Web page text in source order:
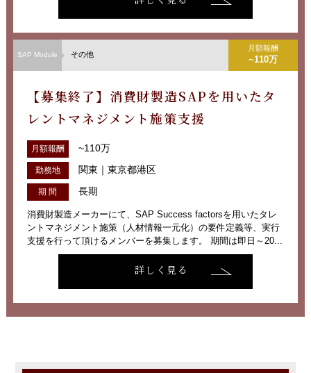
SAP Module その他
月額報酬
~110万
【募集終了】消費財製造SAPを用いたタ
レントマネジメント施策支援
月額報酬 ~110万
勤務地 関東｜東京都港区
期 間 長期
消費財製造メーカーにて、SAP Success factorsを用いたタレ
ントマネジメント施策（人材情報一元化）の要件定義等、実行
支援を行って頂けるメンバーを募集します。 期間は即日～20...
詳しく見る